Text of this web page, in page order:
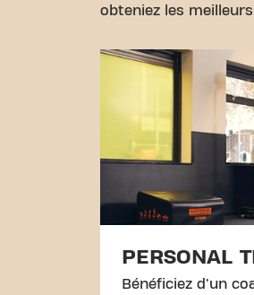
obteniez les
PERSONAL
Bénéficiez d'un